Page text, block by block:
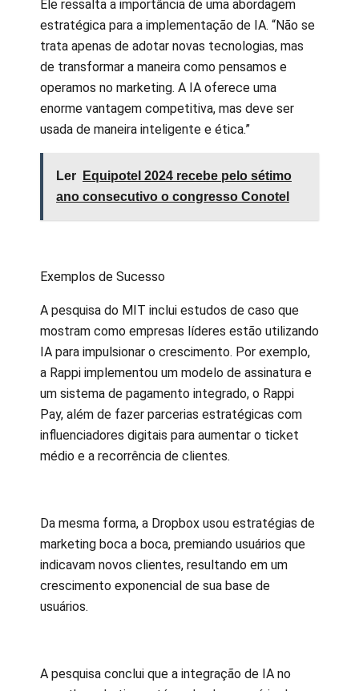
Ele ressalta a importância de uma abordagem
estratégica para a implementação de IA. “Não se
trata apenas de adotar novas tecnologias, mas
de transformar a maneira como pensamos e
operamos no marketing. A IA oferece uma
enorme vantagem competitiva, mas deve ser
usada de maneira inteligente e ética.”
Ler
Equipotel 2024 recebe pelo sétimo
ano consecutivo o congresso Conotel
Exemplos de Sucesso
A pesquisa do MIT inclui estudos de caso que
mostram como empresas líderes estão utilizando
IA para impulsionar o crescimento. Por exemplo,
a Rappi implementou um modelo de assinatura e
um sistema de pagamento integrado, o Rappi
Pay, além de fazer parcerias estratégicas com
influenciadores digitais para aumentar o ticket
médio e a recorrência de clientes.
Da mesma forma, a Dropbox usou estratégias de
marketing boca a boca, premiando usuários que
indicavam novos clientes, resultando em um
crescimento exponencial de sua base de
usuários.
A pesquisa conclui que a integração de IA no